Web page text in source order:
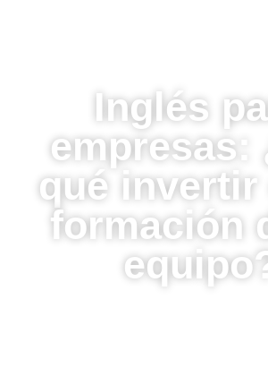
Inglés
empresas:
qué invertir
formación